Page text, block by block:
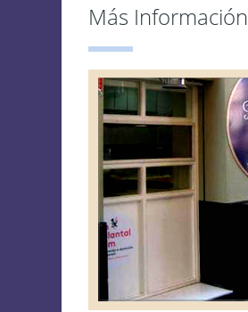
Más Información